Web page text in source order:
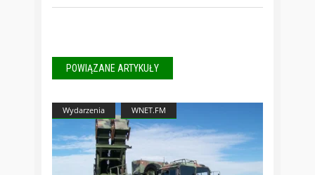
POWIĄZANE ARTYKUŁY
Wydarzenia WNET.FM